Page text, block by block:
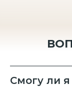
Смогу ли